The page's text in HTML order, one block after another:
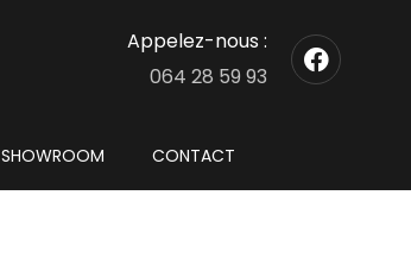
Appelez-nous :
064 28 59 93
SHOWROOM CONTACT